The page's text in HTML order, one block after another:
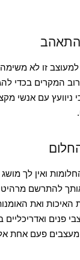
זו לא
המקרים בכדי
ניוועץ עם אנשי
ואין לך
להתרשם
האיכות ואת
פנים ואדריכליים
מעצבים פעם אחת